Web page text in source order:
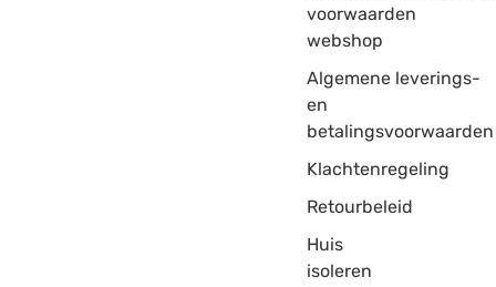
voorwaarden
webshop
Algemene leverings-
en
betalingsvoorwaarden
Klachtenregeling
Retourbeleid
Huis
isoleren